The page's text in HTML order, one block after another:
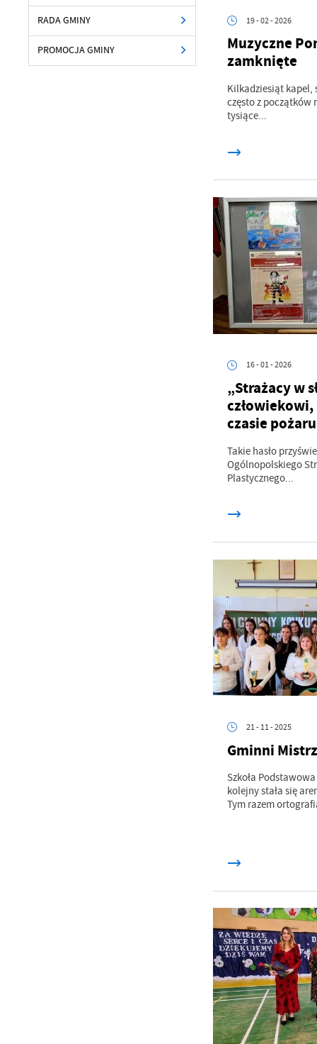
RADA GMINY
PROMOCJA GMINY
19 - 02 - 2026
Muzyczne
zamknięte
Kilkadziesiąt kapel,
często z
tysiące...
16 - 01 - 2026
„Strażacy w
czasie
Takie hasło
Ogólnopolskiego
Plastycznego...
21 - 11 - 2025
Gminni
Szkoła
kolejny stała się
Tym razem